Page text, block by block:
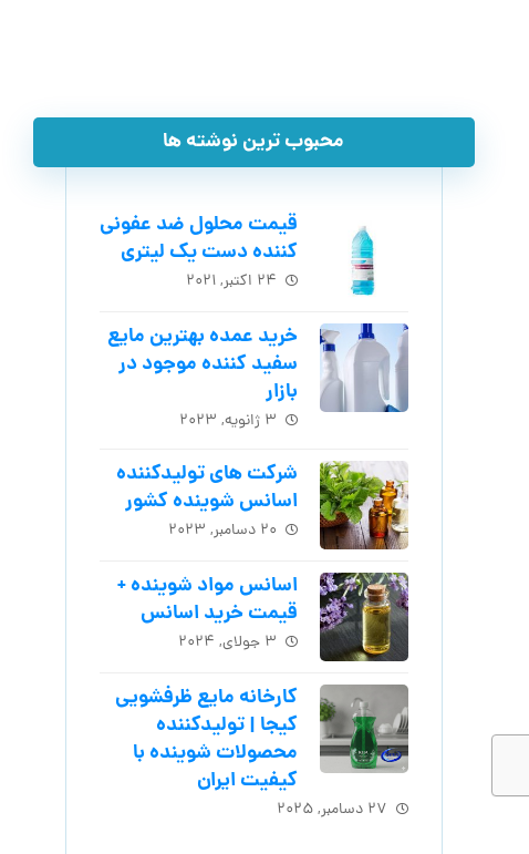
محبوب ترین نوشته ها
قیمت محلول ضد عفونی
کننده دست یک لیتری
۲۴ اکتبر, ۲۰۲۱
خرید عمده بهترین مایع
سفید کننده موجود در
بازار
۳ ژانویه, ۲۰۲۳
شرکت های تولیدکننده
اسانس شوینده کشور
۲۰ دسامبر, ۲۰۲۳
اسانس مواد شوینده +
قیمت خرید اسانس
۳ جولای, ۲۰۲۴
کارخانه مایع ظرفشویی
کیجا | تولیدکننده
محصولات شوینده با
کیفیت ایران
۲۷ دسامبر, ۲۰۲۵